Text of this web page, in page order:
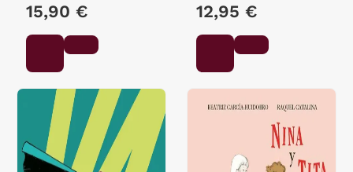
15,90 € 12,95 €